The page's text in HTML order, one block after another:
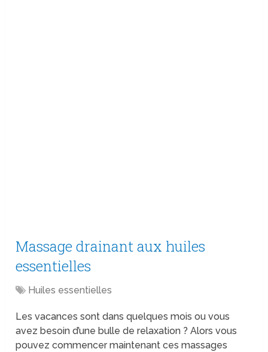
Massage drainant aux huiles
essentielles
Huiles essentielles
Les vacances sont dans quelques mois ou vous
avez besoin d’une bulle de relaxation ? Alors vous
pouvez commencer maintenant ces massages